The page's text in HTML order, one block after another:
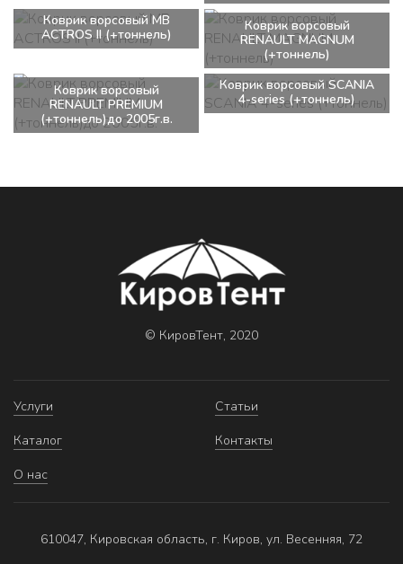
Коврик ворсовый MB
ACTROS II (+тоннель)
Коврик ворсовый
RENAULT MAGNUM
(+тоннель)
Коврик ворсовый
RENAULT PREMIUM
(+тоннель)до 2005г.в.
Коврик ворсовый SCANIA
4-series (+тоннель)
© КировТент, 2020
Услуги
Каталог
О нас
Статьи
Контакты
610047, Кировская область, г. Киров, ул. Весенняя, 72